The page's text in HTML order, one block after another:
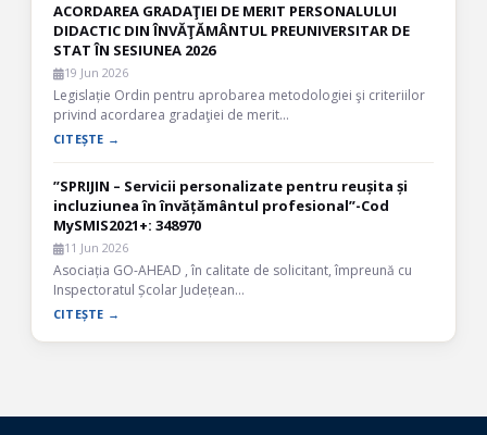
ACORDAREA GRADAŢIEI DE MERIT PERSONALULUI
DIDACTIC DIN ÎNVĂŢĂMÂNTUL PREUNIVERSITAR DE
STAT ÎN SESIUNEA 2026
19 Jun 2026
Legislație Ordin pentru aprobarea metodologiei şi criteriilor
privind acordarea gradaţiei de merit…
CITEȘTE →
”SPRIJIN – Servicii personalizate pentru reușita și
incluziunea în învățământul profesional”-Cod
MySMIS2021+: 348970
11 Jun 2026
Asociația GO-AHEAD , în calitate de solicitant, împreună cu
Inspectoratul Școlar Județean…
CITEȘTE →